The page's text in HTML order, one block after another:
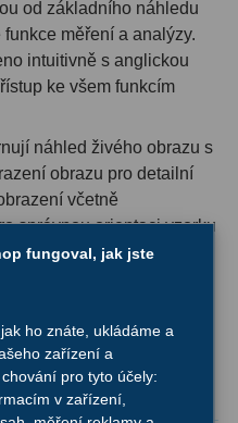
od základního náhledu
měření a analýzy.
intuitivně s anglickou
ke všem funkcím
náhled živého obrazu s
obrazu pro detailní
včetně
správnou orientaci vzorku
obrazu vertikálně i
snímků podporuje
JPG, PNG, TIF a
usnadňuje správu
a analýzu
fungoval, jak jste
ho znáte, ukládáme a
zařízení a
pro tyto účely:
v zařízení,